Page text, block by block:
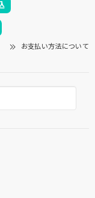
お支払い方法について